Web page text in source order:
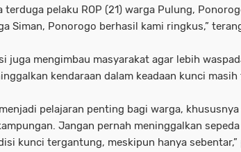
terduga pelaku ROP (21) warga Pulung,
Siman, Ponorogo berhasil kami ringkus,”
juga mengimbau masyarakat agar lebih
kendaraan dalam keadaan kunci masih
pelajaran penting bagi warga,
Jangan pernah meninggalkan
kunci tergantung, meskipun hanya